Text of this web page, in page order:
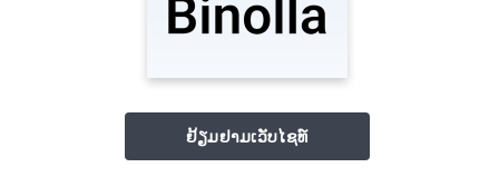
ຢ້ຽມຢາມເວັບໄຊທ໌